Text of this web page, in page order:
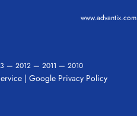
www.advantix.com
— 2012 — 2011 — 2010
| Google Privacy Policy